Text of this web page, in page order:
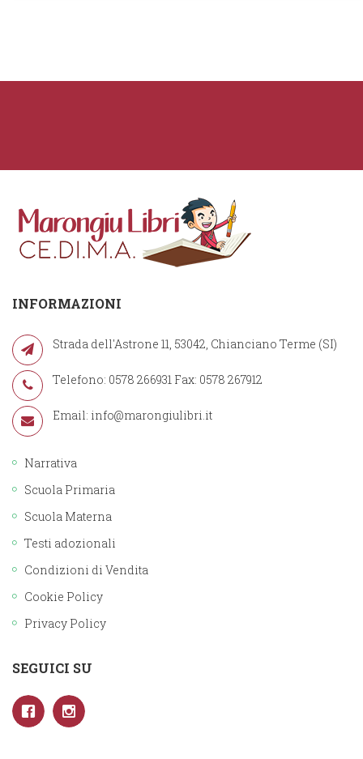
INFORMAZIONI
Strada dell'Astrone 11, 53042, Chianciano Terme (SI)
Telefono: 0578 266931 Fax: 0578 267912
Email: info@marongiulibri.it
Narrativa
Scuola Primaria
Scuola Materna
Testi adozionali
Condizioni di Vendita
Cookie Policy
Privacy Policy
SEGUICI SU